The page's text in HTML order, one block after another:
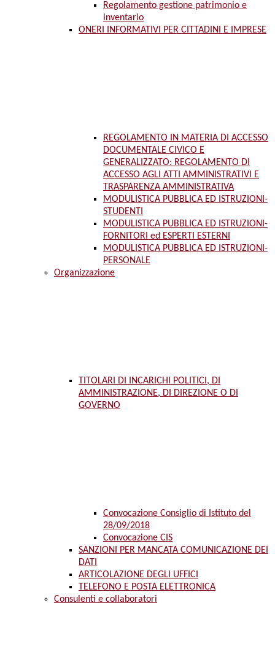
Regolamento gestione patrimonio e
inventario
ONERI INFORMATIVI PER CITTADINI E IMPRESE
REGOLAMENTO IN MATERIA DI ACCESSO
DOCUMENTALE CIVICO E
GENERALIZZATO: REGOLAMENTO DI
ACCESSO AGLI ATTI AMMINISTRATIVI E
TRASPARENZA AMMINISTRATIVA
MODULISTICA PUBBLICA ED ISTRUZIONI-
STUDENTI
MODULISTICA PUBBLICA ED ISTRUZIONI-
FORNITORI ed ESPERTI ESTERNI
MODULISTICA PUBBLICA ED ISTRUZIONI-
PERSONALE
Organizzazione
TITOLARI DI INCARICHI POLITICI, DI
AMMINISTRAZIONE, DI DIREZIONE O DI
GOVERNO
Convocazione Consiglio di Istituto del
28/09/2018
Convocazione CIS
SANZIONI PER MANCATA COMUNICAZIONE DEI
DATI
ARTICOLAZIONE DEGLI UFFICI
TELEFONO E POSTA ELETTRONICA
Consulenti e collaboratori